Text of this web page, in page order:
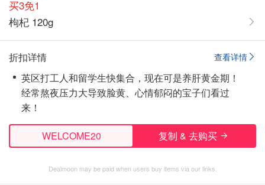
买3免1
枸杞 120g
查看详情
折扣详情
英区打工人和留学生快集合，现在可是养肝黄金期！
经常熬夜压力大导致脸黄、心情郁闷的宝子们看过
来！
WELCOME20 复制 & 去购买
Dealmoon may be paid when users buy items via our links.